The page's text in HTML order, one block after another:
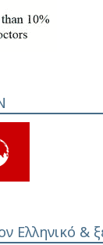
Ελληνικό &